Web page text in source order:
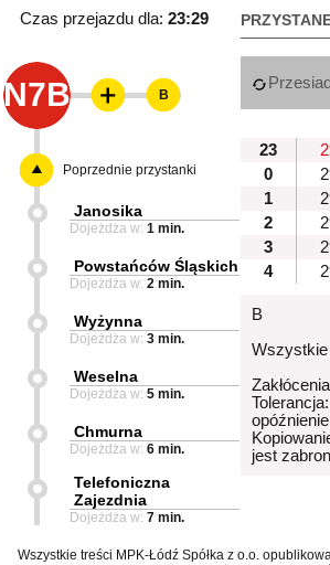
Czas przejazdu dla: 23:29
N7B
23
0
1
2
3
4
B
Wszystkie
jest
B
Poprzednie przystanki
Janosika
Dojeżdża w: 1 min.
Powstańców Śląskich
Dojeżdża w: 2 min.
Wyżynna
Dojeżdża w: 3 min.
Weselna
Dojeżdża w: 5 min.
Chmurna
Dojeżdża w: 6 min.
Telefoniczna
Zajezdnia
Dojeżdża w: 7 min.
Wszystkie treści MPK-Łódź Spółka z o.o.